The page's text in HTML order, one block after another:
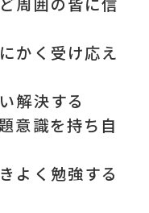
かく受け応え
解決する
意識を持ち自
よく勉強する